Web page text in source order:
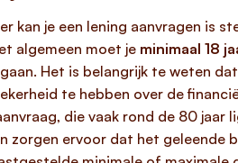
kan je een lening aanvragen is
algemeen moet je minimaal 18
Het is belangrijk te weten
te hebben over de
die vaak rond de 80 jaar
zorgen ervoor dat het geleende